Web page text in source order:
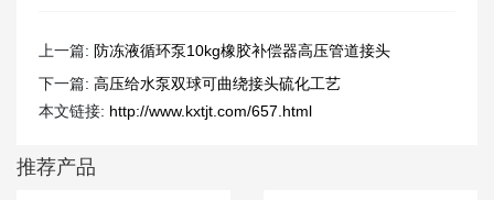
上一篇: 防冻液循环泵10kg橡胶补偿器高压管道接头
下一篇: 高压给水泵双球可曲绕接头硫化工艺
本文链接: http://www.kxtjt.com/657.html
推荐产品